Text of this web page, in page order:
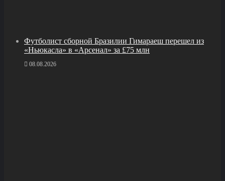
Футболист сборной Бразилии Гимараеш перешел из
«Ньюкасла» в «Арсенал» за £75 млн
08.08.2026